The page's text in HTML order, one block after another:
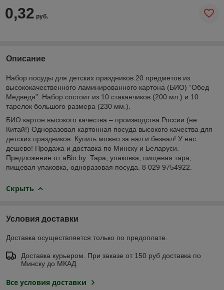
0,32 руб.
Описание
Набор посуды для детских праздников 20 предметов из
высококачественного ламинированного картона (БИО) “Обед
Медведя”. Набор состоит из 10 стаканчиков (200 мл.) и 10
тарелок большого размера (230 мм.).
БИО картон высокого качества – производства России (не
Китай!) Одноразовая картонная посуда высокого качества для
детских праздников. Купить можно за нал и безнал! У нас
дешево! Продажа и доставка по Минску и Беларуси.
Предложение от aBio.by: Тара, упаковка, пищевая тара,
пищевая упаковка, одноразовая посуда. 8 029 9754922.
Скрыть
Условия доставки
Доставка осуществляется только по предоплате.
Доставка курьером. При заказе от 150 руб доставка по
Минску до МКАД
Все условия доставки